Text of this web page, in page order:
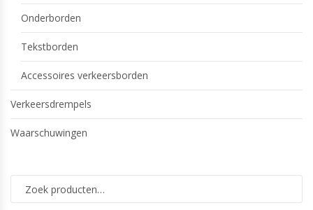
Onderborden
Tekstborden
Accessoires verkeersborden
Verkeersdrempels
Waarschuwingen